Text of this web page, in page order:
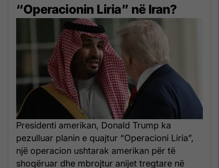
“Operacionin Liria” në Iran?
Presidenti amerikan, Donald Trump ka
pezulluar planin e quajtur “Operacioni Liria”,
një operacion ushtarak amerikan për të
shoqëruar dhe mbrojtur anijet tregtare në